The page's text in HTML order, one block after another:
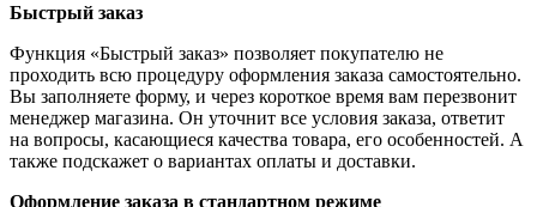
Быстрый заказ
Функция «Быстрый заказ» позволяет покупателю не
проходить всю процедуру оформления заказа самостоятельно.
Вы заполняете форму, и через короткое время вам перезвонит
менеджер магазина. Он уточнит все условия заказа, ответит
на вопросы, касающиеся качества товара, его особенностей. А
также подскажет о вариантах оплаты и доставки.
Оформление заказа в стандартном режиме